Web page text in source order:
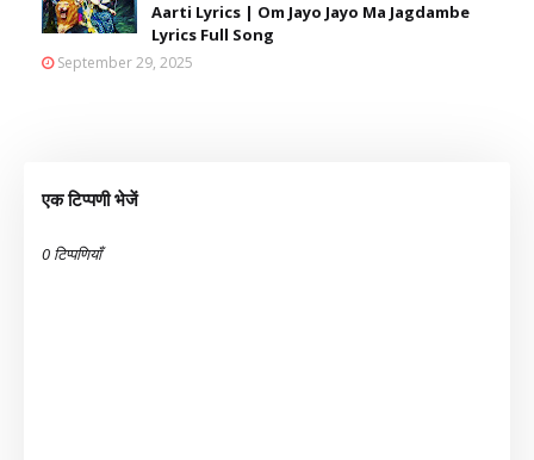
Aarti Lyrics | Om Jayo Jayo Ma Jagdambe
Lyrics Full Song
September 29, 2025
एक टिप्पणी भेजें
0 टिप्पणियाँ